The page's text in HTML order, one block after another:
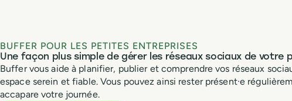
BUFFER POUR LES PETITES ENTREPRISES
Une façon plus simple de gérer les réseaux sociaux de votre
Buffer vous aide à planifier, publier et comprendre vos réseaux
espace serein et fiable. Vous pouvez ainsi rester présent·e
accapare votre journée.